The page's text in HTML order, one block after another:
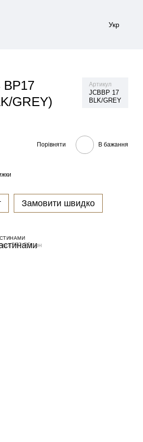
Укр
BP17
GREY)
Артикул
JCBBP 17
BLK/GREY
Порівняти В бажання
Замовити швидко
по 270.00 грн